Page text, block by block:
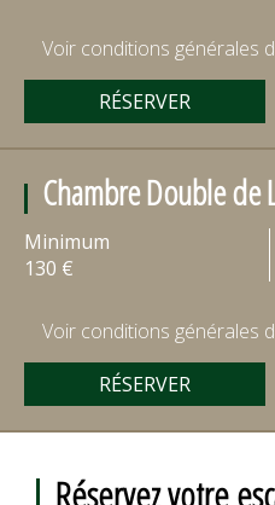
Voir conditions générales
RÉSERVER
Chambre Double de
Minimum
130 €
Voir conditions générales
RÉSERVER
Réservez votre